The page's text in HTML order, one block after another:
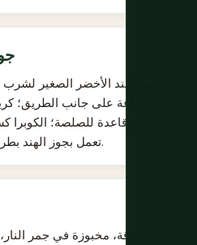
من الباعة على جانب الطريق؛
للطهي وقاعدة للصلصة؛ الكوبرا
تعمل بجوز الهند بطريقة لا تضاهيها أي دولة أخرى.
مسلوقة، مخبوزة في جمر